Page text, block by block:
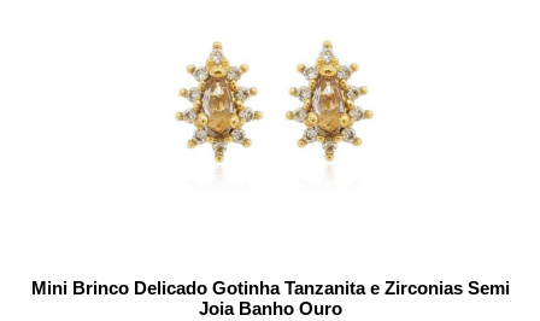
Mini Brinco Delicado Gotinha Tanzanita e Zirconias Semi
Joia Banho Ouro